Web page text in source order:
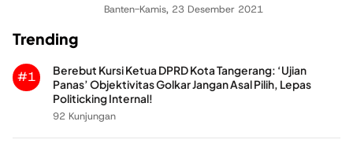
Banten-Kamis, 23 Desember 2021
Trending
#1
Berebut Kursi Ketua DPRD Kota Tangerang: ‘Ujian
Panas’ Objektivitas Golkar Jangan Asal Pilih, Lepas
Politicking Internal!
92 Kunjungan